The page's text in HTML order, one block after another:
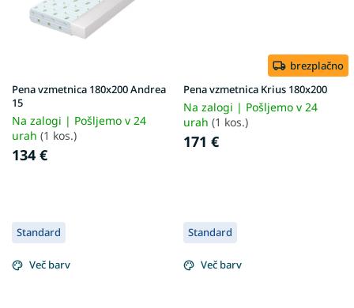
Pena vzmetnica 180x200 Andrea
15
Na zalogi | Pošljemo v 24
urah (1 kos.)
134 €
brezplačno
Pena vzmetnica Krius 180x200
Na zalogi | Pošljemo v 24
urah (1 kos.)
171 €
Standard
Več barv
Standard
Več barv